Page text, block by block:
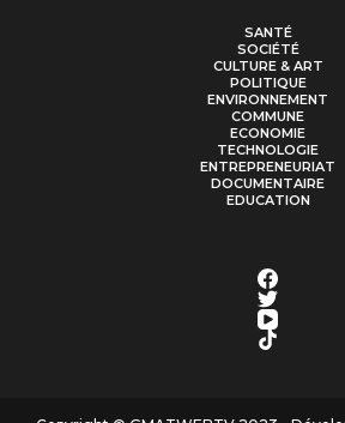
SANTÉ
SOCIÉTÉ
CULTURE & ART
POLITIQUE
ENVIRONNEMENT
COMMUNE
ECONOMIE
TECHNOLOGIE
ENTREPRENEURIAT
DOCUMENTAIRE
EDUCATION